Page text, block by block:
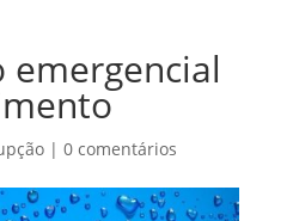
emergencial
| 0 comentários